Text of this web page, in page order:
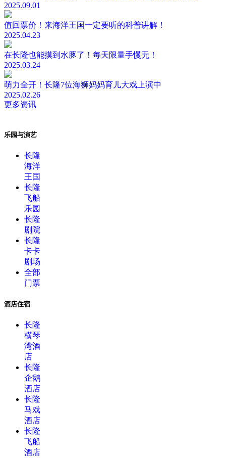
2025.09.01
值回票价！来海洋王国一定要听的科普讲解！
2025.04.23
在长隆也能摸到水豚了！每天限量手慢无！
2025.03.24
萌力全开！长隆7位海狮妈妈育儿大戏上演中
2025.02.26
更多资讯
乐园与演艺
长隆
海洋
王国
长隆
飞船
乐园
长隆
剧院
长隆
卡卡
剧场
全部
门票
酒店住宿
长隆
横琴
湾酒
店
长隆
企鹅
酒店
长隆
马戏
酒店
长隆
飞船
酒店